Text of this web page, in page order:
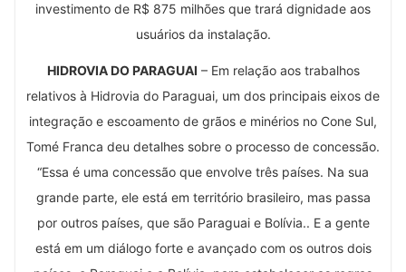
investimento de R$ 875 milhões que trará dignidade aos
usuários da instalação.
HIDROVIA DO PARAGUAI – Em relação aos trabalhos
relativos à Hidrovia do Paraguai, um dos principais eixos de
integração e escoamento de grãos e minérios no Cone Sul,
Tomé Franca deu detalhes sobre o processo de concessão.
“Essa é uma concessão que envolve três países. Na sua
grande parte, ele está em território brasileiro, mas passa
por outros países, que são Paraguai e Bolívia.. E a gente
está em um diálogo forte e avançado com os outros dois